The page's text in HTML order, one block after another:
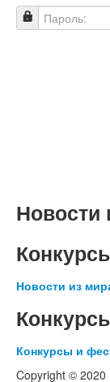
Пароль:
Новости
Новости из
Конкурсы и
Copyright © 2020